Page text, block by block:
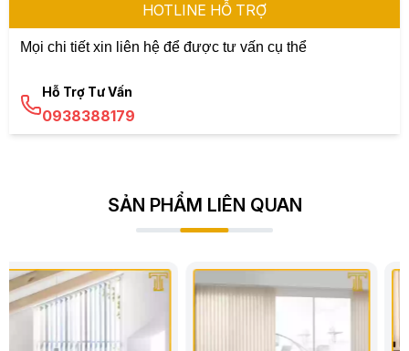
HOTLINE HỖ TRỢ
Mọi chi tiết xin liên hệ để được tư vấn cụ thể
Hỗ Trợ Tư Vấn
0938388179
SẢN PHẨM LIÊN QUAN